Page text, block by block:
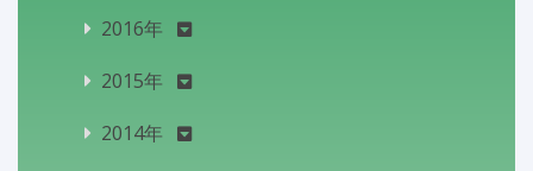
2016年
2015年
2014年